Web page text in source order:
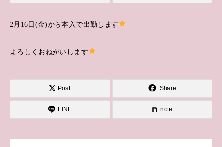
2月16日(金)から本入で出勤します
よろしくおねがいします
Post Share
LINE note